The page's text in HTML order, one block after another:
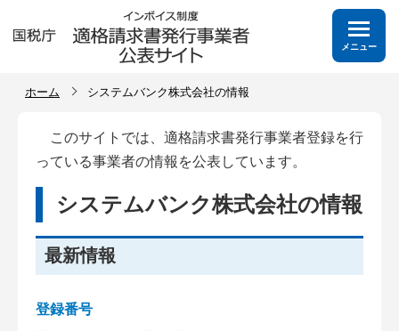
メニュー
ホーム システムバンク株式会社の情報
このサイトでは、適格請求書発行事業者登録を行
っている事業者の情報を公表しています。
システムバンク株式会社の情報
最新情報
登録番号